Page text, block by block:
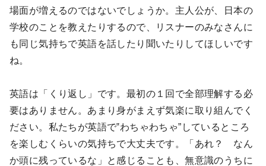
場面が増えるのではないでしょうか。主人公が、日本の
学校のことを教えたりするので、リスナーのみなさんに
も同じ気持ちで英語を話したり聞いたりしてほしいです
ね。
英語は「くり返し」です。最初の１回で全部理解する必
要はありません。あまり身がまえず気楽に取り組んでく
ださい。私たちが英語で‟わちゃわちゃ”しているところ
を楽しむくらいの気持ちで大丈夫です。「あれ？ なん
か頭に残っているな」と感じることも、無意識のうちに